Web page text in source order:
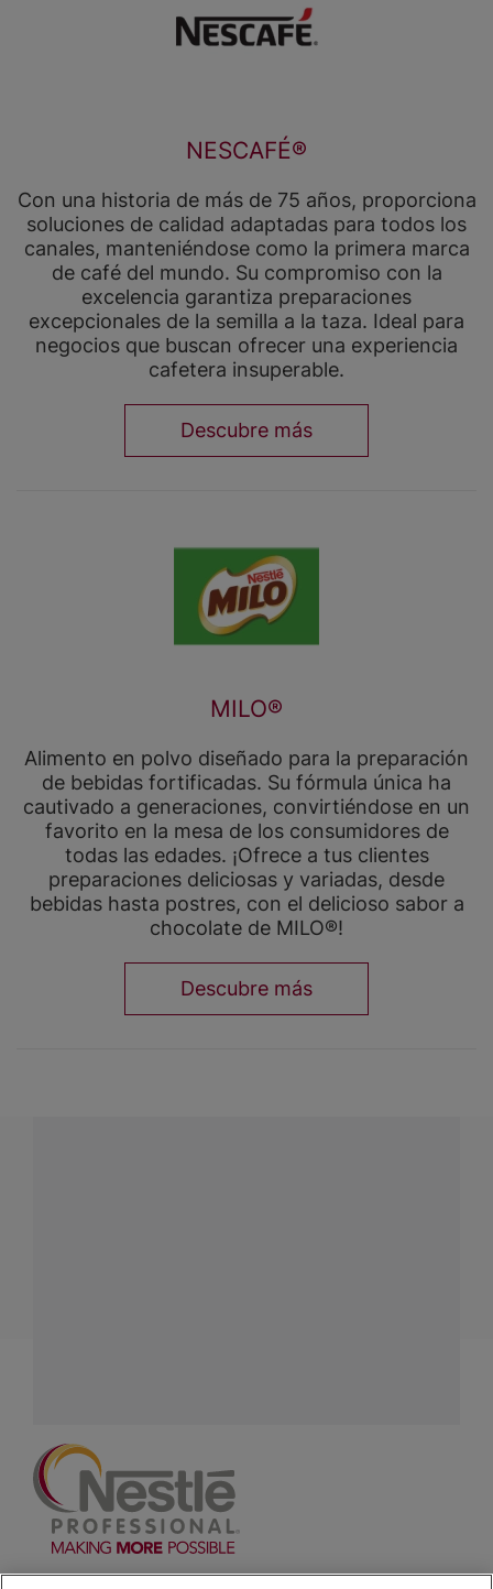
NESCAFÉ®
Con una historia de más de 75 años, proporciona
soluciones de calidad adaptadas para todos los
canales, manteniéndose como la primera marca
de café del mundo. Su compromiso con la
excelencia garantiza preparaciones
excepcionales de la semilla a la taza. Ideal para
negocios que buscan ofrecer una experiencia
cafetera insuperable.
Descubre más
MILO®
Alimento en polvo diseñado para la preparación
de bebidas fortificadas. Su fórmula única ha
cautivado a generaciones, convirtiéndose en un
favorito en la mesa de los consumidores de
todas las edades. ¡Ofrece a tus clientes
preparaciones deliciosas y variadas, desde
bebidas hasta postres, con el delicioso sabor a
chocolate de MILO®!
Descubre más